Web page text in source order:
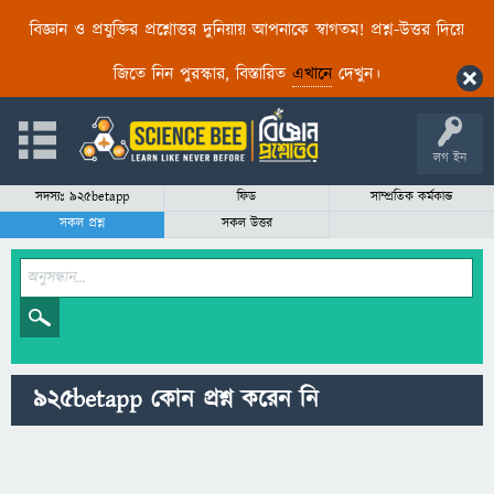
বিজ্ঞান ও প্রযুক্তির প্রশ্নোত্তর দুনিয়ায় আপনাকে স্বাগতম! প্রশ্ন-উত্তর দিয়ে
জিতে নিন পুরস্কার, বিস্তারিত এখানেদেখুন।
লগ ইন
সদস্যঃ 925betapp ফিড
সাম্প্রতিক কর্মকান্ড
সকল প্রশ্ন
সকল উত্তর
925betapp কোন প্রশ্ন করেন নি